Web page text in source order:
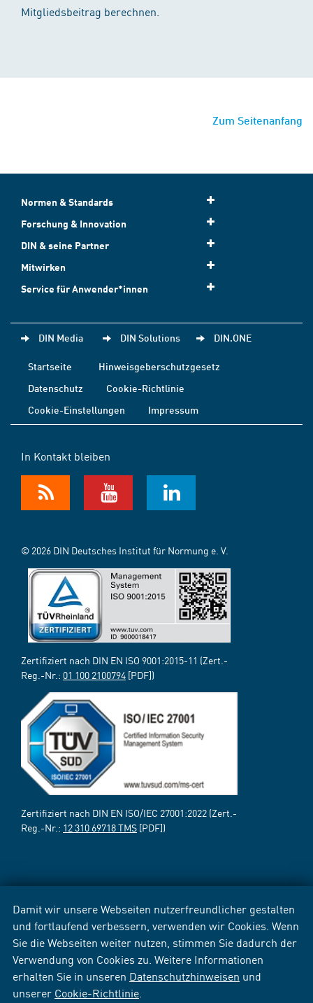
Damit wir unsere Webseiten nutzerfreundlicher gestalten
und fortlaufend verbessern, verwenden wir Cookies. Wenn
Sie die Webseiten weiter nutzen, stimmen Sie dadurch der
Verwendung von Cookies zu. Weitere Informationen
erhalten Sie in unseren Datenschutzhinweisen und
unserer Cookie-Richtlinie
Mitgliedsbeitrag berechnen.
Zum Seitenanfang
Normen & Standards
Forschung & Innovation
DIN & seine Partner
Mitwirken
Service für Anwender*innen
DIN Media DIN Solutions DIN.ONE
Startseite
Hinweisgeberschutzgesetz
Datenschutz
Cookie-Richtlinie
Cookie-Einstellungen
Impressum
In Kontakt bleiben
© 2026 DIN Deutsches Institut für Normung e. V.
Zertifiziert nach DIN EN ISO 9001:2015-11 (Zert.-
Reg.-Nr.: 01 100 2100794 [PDF])
Zertifiziert nach DIN EN ISO/IEC 27001:2022 (Zert.-
Reg.-Nr.: 12 310 69718 TMS [PDF])